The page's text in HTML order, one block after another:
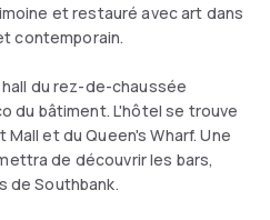
et restauré avec art dans
contemporain.
du rez-de-chaussée
du bâtiment. L'hôtel se trouve
et du Queen's Wharf. Une
de découvrir les bars,
de Southbank.